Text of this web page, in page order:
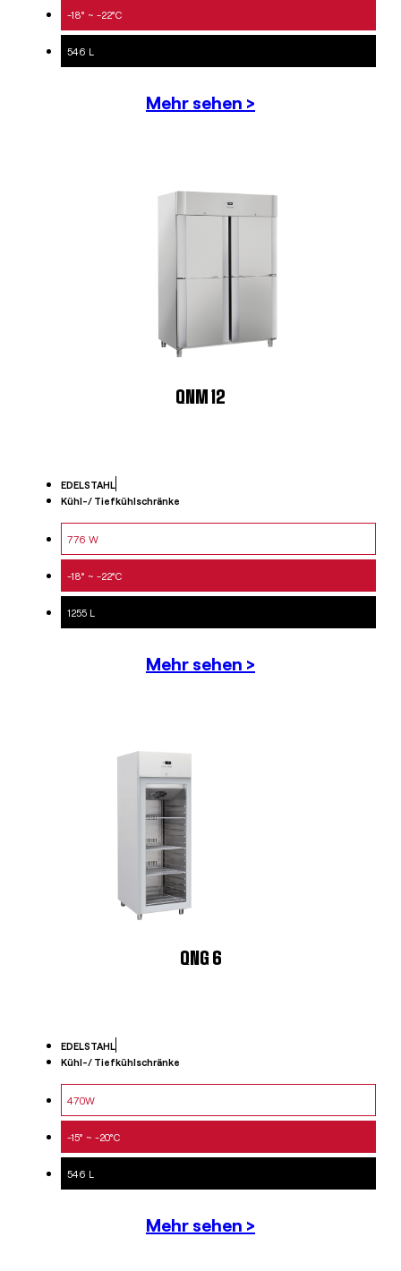
-18° ~ -22°C
546 L
Mehr sehen >
QNM 12
EDELSTAHL
Kühl-/ Tiefkühlschränke
776 W
-18° ~ -22°C
1255 L
Mehr sehen >
QNG 6
EDELSTAHL
Kühl-/ Tiefkühlschränke
470W
-15° ~ -20°C
546 L
Mehr sehen >